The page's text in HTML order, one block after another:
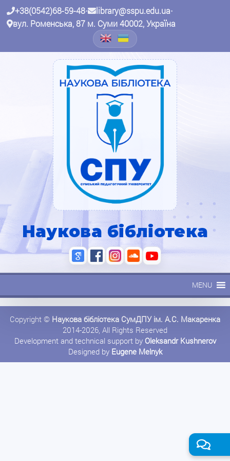
+38(0542)68-59-48• library@sspu.edu.ua•
вул. Роменська, 87 м. Суми 40002, Україна
Наукова бібліотека
MENU
Copyright © Наукова бібліотека СумДПУ ім. А.С. Макаренка
2014-2026, All Rights Reserved
Development and technical support by Oleksandr Kushnerov
Designed by Eugene Melnyk